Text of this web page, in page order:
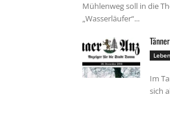
Mühlenweg soll in die
„Wasserläufer“...
Im
sich